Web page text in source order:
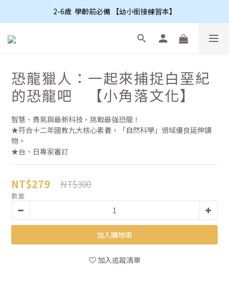
2-6歲  學齡前必備 【幼小銜接練習本】
恐龍獵人：一起來捕捉白堊紀
的恐龍吧 【小角落文化】
智慧、勇氣與最新科技，挑戰最強恐龍！
★符合十二年國教九大核心素養，「自然科學」領域優良延伸讀
物。
★台、日專家審訂
NT$279 NT$300
數量
加入購物車
加入追蹤清單